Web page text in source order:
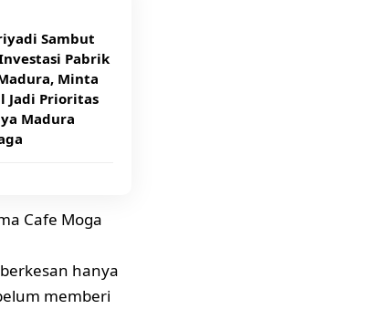
Sambut
Pabrik
Minta
Jadi Prioritas
Madura
Cafe Moga
hanya
memberi